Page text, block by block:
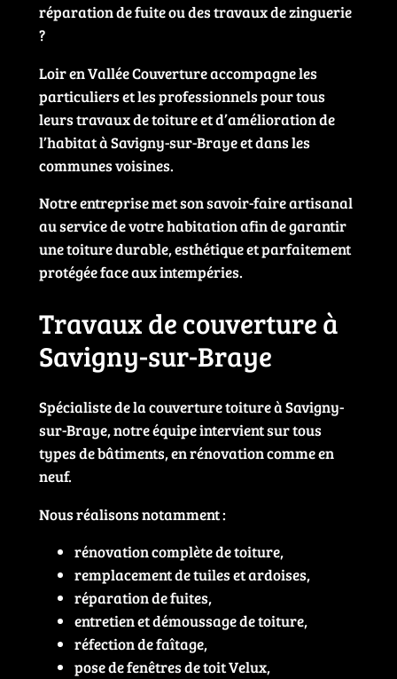
réparation de fuite ou des travaux de zinguerie
?
Loir en Vallée Couverture accompagne les
particuliers et les professionnels pour tous
leurs travaux de toiture et d’amélioration de
l’habitat à Savigny-sur-Braye et dans les
communes voisines.
Notre entreprise met son savoir-faire artisanal
au service de votre habitation afin de garantir
une toiture durable, esthétique et parfaitement
protégée face aux intempéries.
Travaux de couverture à
Savigny-sur-Braye
Spécialiste de la couverture toiture à Savigny-
sur-Braye, notre équipe intervient sur tous
types de bâtiments, en rénovation comme en
neuf.
Nous réalisons notamment :
rénovation complète de toiture,
remplacement de tuiles et ardoises,
réparation de fuites,
entretien et démoussage de toiture,
réfection de faîtage,
pose de fenêtres de toit Velux,